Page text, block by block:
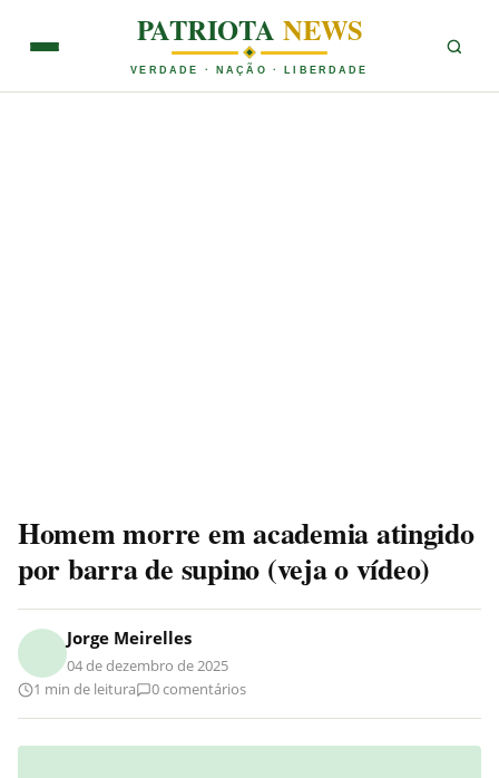
PATRIOTANEWS
VERDADE · NAÇÃO · LIBERDADE
Homem morre em academia atingido
por barra de supino (veja o vídeo)
Jorge Meirelles
04 de dezembro de 2025
1 min de leitura
0 comentários